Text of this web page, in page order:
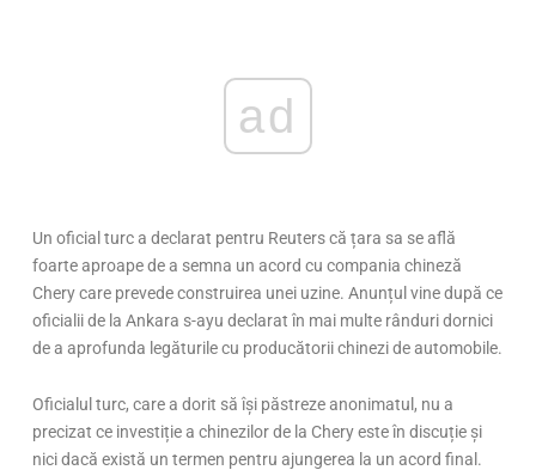
ad
Un oficial turc a declarat pentru Reuters că țara sa se află
foarte aproape de a semna un acord cu compania chineză
Chery care prevede construirea unei uzine. Anunțul vine după ce
oficialii de la Ankara s-ayu declarat în mai multe rânduri dornici
de a aprofunda legăturile cu producătorii chinezi de automobile.
Oficialul turc, care a dorit să își păstreze anonimatul, nu a
precizat ce investiție a chinezilor de la Chery este în discuție și
nici dacă există un termen pentru ajungerea la un acord final.